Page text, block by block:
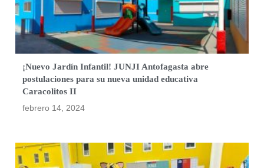
¡Nuevo Jardín Infantil! JUNJI Antofagasta abre
postulaciones para su nueva unidad educativa
Caracolitos II
febrero 14, 2024